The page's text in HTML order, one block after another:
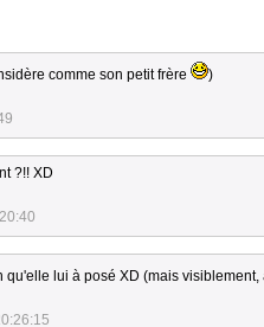
comme son petit frère )
?!! XD
qu'elle lui à posé XD (mais